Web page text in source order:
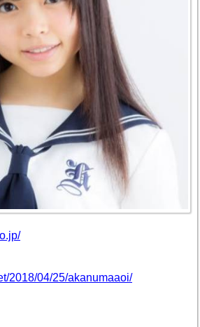
2018/04/25/akanumaaoi/